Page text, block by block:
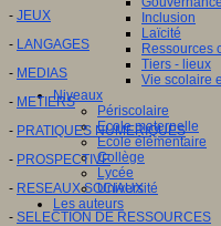
Inclusion
Laïcité
Ressources
Tiers - lieux
Vie scolaire
Niveaux
Périscolaire
Ecole maternelle
Ecole élémentaire
Collège
Lycée
Université
Les auteurs
- JEUX
- LANGAGES
- MEDIAS
- METIERS
- PRATIQUES NUMERIQUES
- PROSPECTIVE
- RESEAUX SOCIAUX
- SELECTION DE RESSOURCES